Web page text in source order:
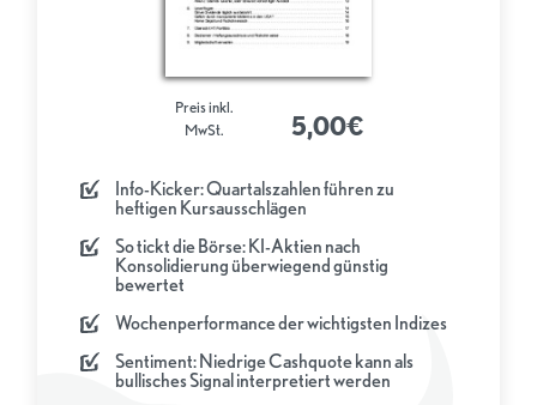
Info-Kicker: Quartalszahlen führen zu
heftigen Kursausschlägen
So tickt die Börse: KI-Aktien nach
Konsolidierung überwiegend günstig
bewertet
Wochenperformance der wichtigsten Indizes
Sentiment: Niedrige Cashquote kann als
bullisches Signal interpretiert werden
Preis inkl.
MwSt.
5,00€